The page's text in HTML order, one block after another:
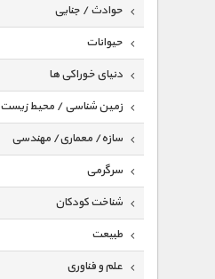
حوادث / جنایی
حیوانات
دنیای خوراکی ها
زمین شناسی / محیط زیست
سازه/ معماری/ مهندسی
سرگرمی
شناخت کودکان
طبیعت
علم و فناوری